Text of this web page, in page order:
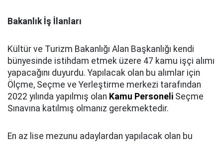
Bakanlık İş İlanları
Kültür ve Turizm Bakanlığı Alan Başkanlığı kendi
bünyesinde istihdam etmek üzere 47 kamu işçi alımı
yapacağını duyurdu. Yapılacak olan bu alımlar için
Ölçme, Seçme ve Yerleştirme merkezi tarafından
2022 yılında yapılmış olan Kamu Personeli Seçme
Sınavına katılmış olmanız gerekmektedir.
En az lise mezunu adaylardan yapılacak olan bu